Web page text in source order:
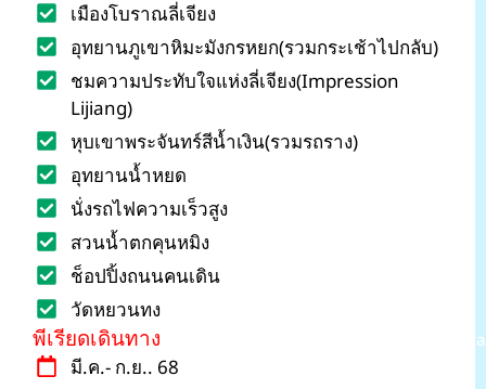
เมืองโบราณลี่เจียง
อุทยานภูเขาหิมะมังกรหยก(รวมกระเช้าไปกลับ)
ชมความประทับใจแห่งลี่เจียง(Impression
Lijiang)
หุบเขาพระจันทร์สีน้ำเงิน(รวมรถราง)
อุทยานน้ำหยด
นั่งรถไฟความเร็วสูง
สวนน้ำตกคุนหมิง
ช็อปปิ้งถนนคนเดิน
วัดหยวนทง
พีเรียดเดินทาง
มี.ค.- ก.ย.. 68